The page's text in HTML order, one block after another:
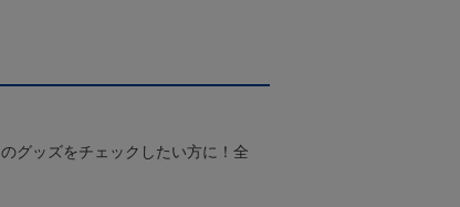
グッズをチェックしたい方に！全